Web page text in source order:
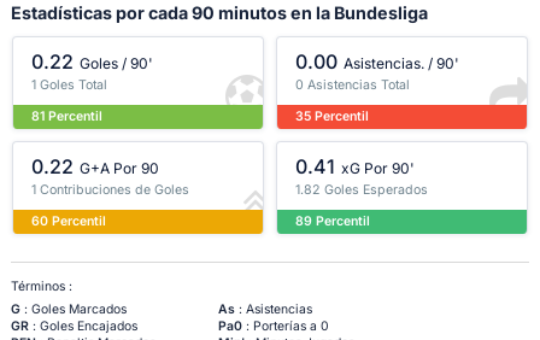
Estadísticas por cada 90 minutos en la Bundesliga
0.22 Goles / 90'
1 Goles Total
81 Percentil
0.00 Asistencias. / 90'
0 Asistencias Total
35 Percentil
0.22 G+A Por 90
1 Contribuciones de Goles
60 Percentil
0.41 xG Por 90'
1.82 Goles Esperados
89 Percentil
Términos :
G: Goles Marcados As: Asistencias
GR: Goles Encajados Pa0: Porterías a 0